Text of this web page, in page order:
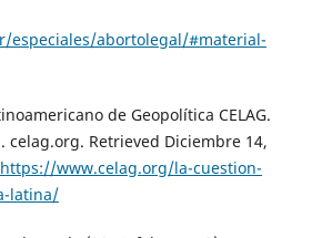
especiales/abortolegal/#material-
de Geopolítica CELAG.
celag.org. Retrieved Diciembre 14,
https://www.celag.org/la-cuestion-
latina/